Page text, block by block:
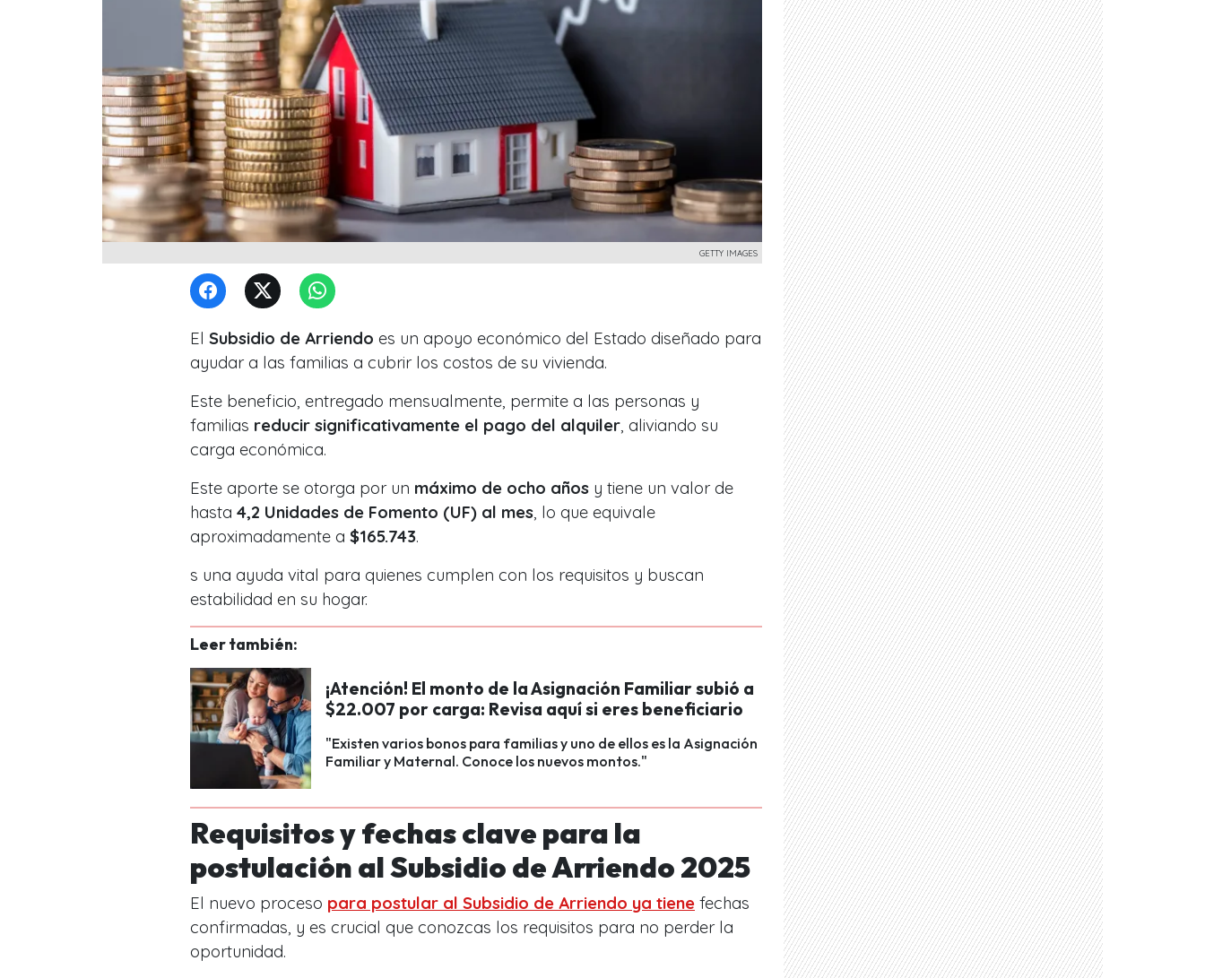
GETTY IMAGES
El Subsidio de Arriendo es un apoyo económico del Estado diseñado para
ayudar a las familias a cubrir los costos de su vivienda.
Este beneficio, entregado mensualmente, permite a las personas y
familias reducir significativamente el pago del alquiler , aliviando su
carga económica.
Este aporte se otorga por un máximo de ocho años y tiene un valor de
hasta 4,2 Unidades de Fomento (UF) al mes , lo que equivale
aproximadamente a $165.743.
s una ayuda vital para quienes cumplen con los requisitos y buscan
estabilidad en su hogar.
Leer también:
¡Atención! El monto de la Asignación Familiar subió a
$22.007 por carga: Revisa aquí si eres beneficiario
"Existen varios bonos para familias y uno de ellos es la Asignación
Familiar y Maternal. Conoce los nuevos montos."
Requisitos y fechas clave para la
postulación al Subsidio de Arriendo 2025
El nuevo proceso para postular al Subsidio de Arriendo ya tiene fechas
confirmadas, y es crucial que conozcas los requisitos para no perder la
oportunidad.